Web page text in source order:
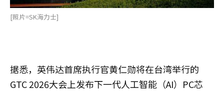
[照片=SK海力士]
据悉，英伟达首席执行官黄仁勋将在台湾举行的
GTC 2026大会上发布下一代人工智能（AI）PC芯